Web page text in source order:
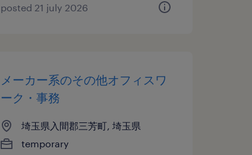
posted 21 july 2026
メーカー系のその他オフィスワ
ーク・事務
埼玉県入間郡三芳町, 埼玉県
temporary